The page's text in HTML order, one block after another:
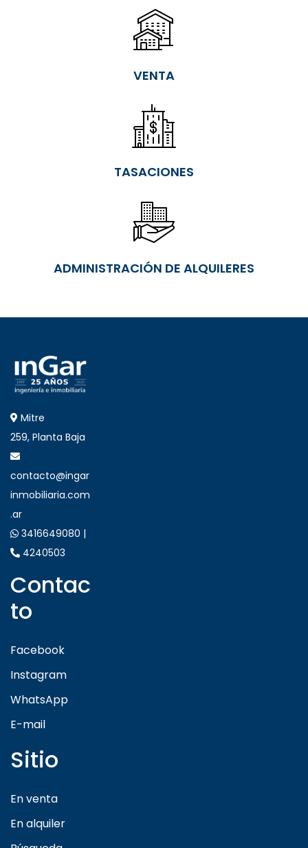
VENTA
TASACIONES
ADMINISTRACIÓN DE ALQUILERES
Mitre
259, Planta Baja
contacto@ingar
inmobiliaria.com
.ar
3416649080 |
4240503
Contac
to
Facebook
Instagram
WhatsApp
E-mail
Sitio
En venta
En alquiler